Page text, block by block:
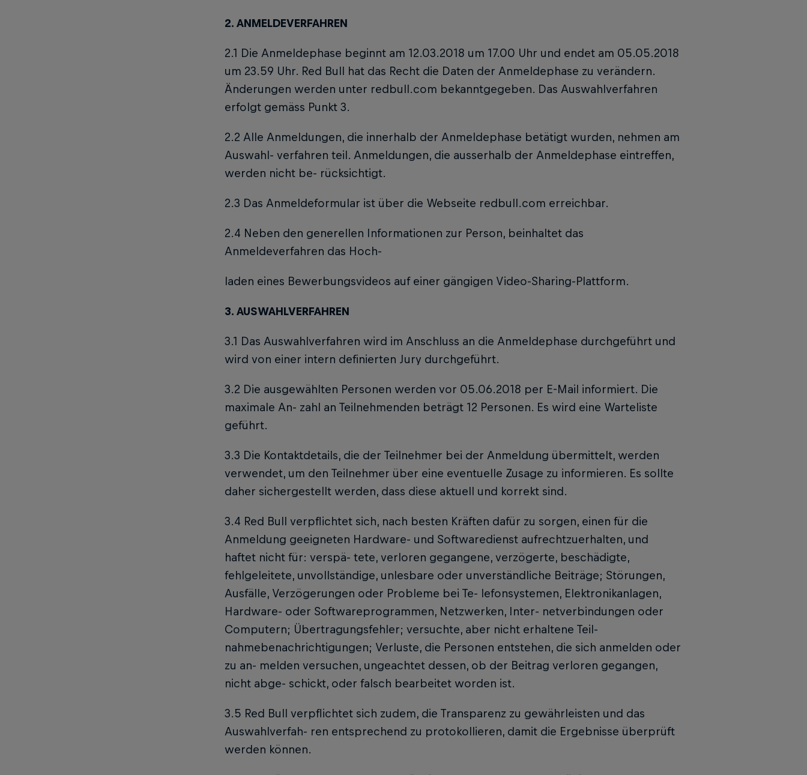
2. ANMELDEVERFAHREN
2.1 Die Anmeldephase beginnt am 12.03.2018 um 17.00 Uhr und endet am 05.05.2018
um 23.59 Uhr. Red Bull hat das Recht die Daten der Anmeldephase zu verändern.
Änderungen werden unter redbull.com bekanntgegeben. Das Auswahlverfahren
erfolgt gemäss Punkt 3.
2.2 Alle Anmeldungen, die innerhalb der Anmeldephase betätigt wurden, nehmen am
Auswahl- verfahren teil. Anmeldungen, die ausserhalb der Anmeldephase eintreffen,
werden nicht be- rücksichtigt.
2.3 Das Anmeldeformular ist über die Webseite redbull.com erreichbar.
2.4 Neben den generellen Informationen zur Person, beinhaltet das
Anmeldeverfahren das Hoch-
laden eines Bewerbungsvideos auf einer gängigen Video-Sharing-Plattform.
3. AUSWAHLVERFAHREN
3.1 Das Auswahlverfahren wird im Anschluss an die Anmeldephase durchgeführt und
wird von einer intern definierten Jury durchgeführt.
3.2 Die ausgewählten Personen werden vor 05.06.2018 per E-Mail informiert. Die
maximale An- zahl an Teilnehmenden beträgt 12 Personen. Es wird eine Warteliste
geführt.
3.3 Die Kontaktdetails, die der Teilnehmer bei der Anmeldung übermittelt, werden
verwendet, um den Teilnehmer über eine eventuelle Zusage zu informieren. Es sollte
daher sichergestellt werden, dass diese aktuell und korrekt sind.
3.4 Red Bull verpflichtet sich, nach besten Kräften dafür zu sorgen, einen für die
Anmeldung geeigneten Hardware- und Softwaredienst aufrechtzuerhalten, und
haftet nicht für: verspä- tete, verloren gegangene, verzögerte, beschädigte,
fehlgeleitete, unvollständige, unlesbare oder unverständliche Beiträge; Störungen,
Ausfälle, Verzögerungen oder Probleme bei Te- lefonsystemen, Elektronikanlagen,
Hardware- oder Softwareprogrammen, Netzwerken, Inter- netverbindungen oder
Computern; Übertragungsfehler; versuchte, aber nicht erhaltene Teil-
nahmebenachrichtigungen; Verluste, die Personen entstehen, die sich anmelden oder
zu an- melden versuchen, ungeachtet dessen, ob der Beitrag verloren gegangen,
nicht abge- schickt, oder falsch bearbeitet worden ist.
3.5 Red Bull verpflichtet sich zudem, die Transparenz zu gewährleisten und das
Auswahlverfah- ren entsprechend zu protokollieren, damit die Ergebnisse überprüft
werden können.